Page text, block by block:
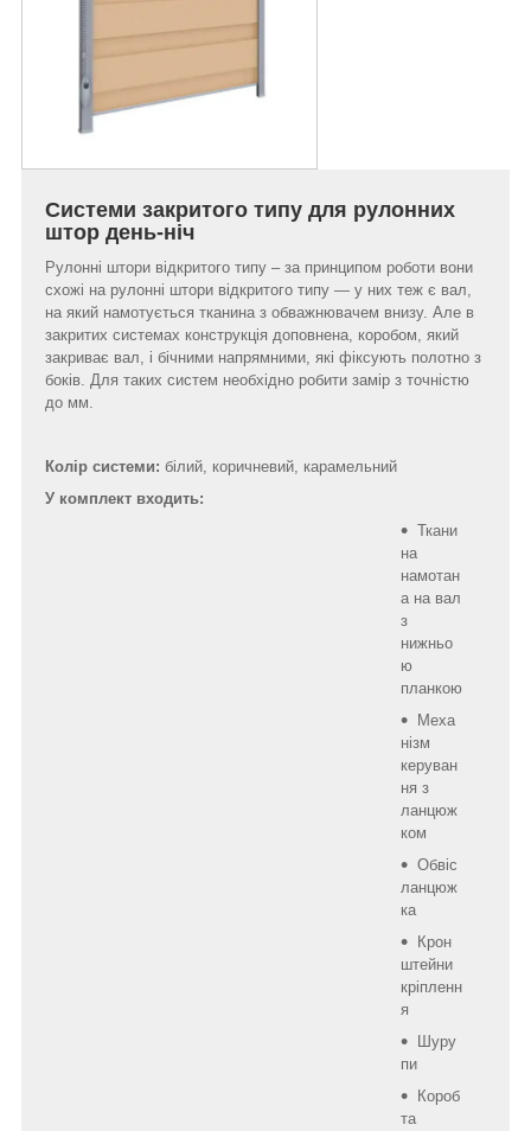
Системи закритого типу для рулонних
штор день-ніч
Рулонні штори відкритого типу – за принципом роботи вони
схожі на рулонні штори відкритого типу — у них теж є вал,
на який намотується тканина з обважнювачем внизу. Але в
закритих системах конструкція доповнена, коробом, який
закриває вал, і бічними напрямними, які фіксують полотно з
боків. Для таких систем необхідно робити замір з точністю
до мм.
Колір системи: білий, коричневий, карамельний
У комплект входить:
Ткани
на
намотан
а на вал
з
нижньо
ю
планкою
Меха
нізм
керуван
ня з
ланцюж
ком
Обвіс
ланцюж
ка
Крон
штейни
кріпленн
я
Шуру
пи
Короб
та